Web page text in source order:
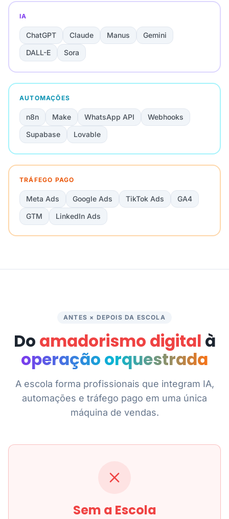
IA
ChatGPT Claude Manus
Gemini
DALL-E
Sora
AUTOMAÇÕES
n8n Make WhatsApp API
Webhooks
Supabase
Lovable
TRÁFEGO PAGO
Meta Ads Google Ads TikTok Ads
GA4
GTM
LinkedIn Ads
ANTES × DEPOIS DA ESCOLA
Do amadorismo digital à
operação orquestrada
A escola forma profissionais que integram IA,
automações e tráfego pago em uma única
máquina de vendas.
Sem a Escola